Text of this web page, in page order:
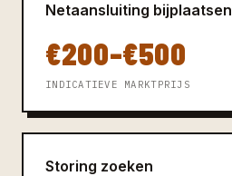
Netaansluiting bijplaatsen
€200–€500
INDICATIEVE MARKTPRIJS
Storing zoeken